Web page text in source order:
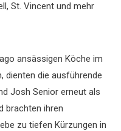
St. Vincent und mehr
ansässigen Köche im
dienten die ausführende
Josh Senior erneut als
brachten ihren
zu tiefen Kürzungen in